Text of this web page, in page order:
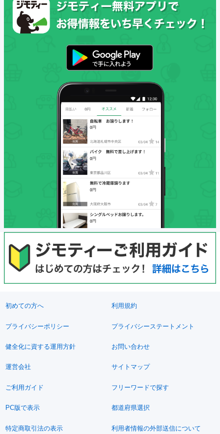
初めての方へ 利用規約
プライバシーポリシー プライバシーステートメント
健全化に資する運用方針 お問い合わせ
運営会社 サイトマップ
ご利用ガイド フリーワードで探す
PC版で表示 都道府県選択
特定商取引法の表示 利用者情報の外部送信について